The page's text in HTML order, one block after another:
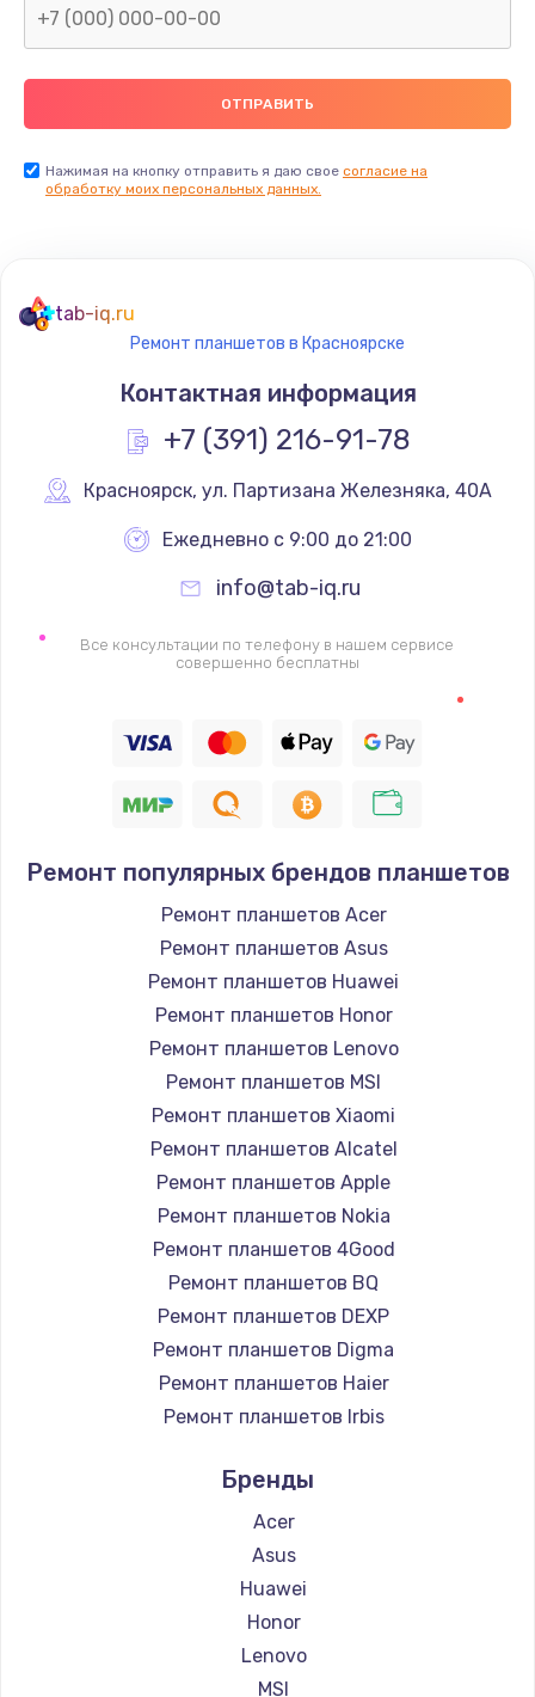
Ремонт пищалок(твитеров)
900 руб.
Заказать
1795 руб.
Заказать
Ремонт разъема питания
1120 руб.
Заказать
Замена видеочипа
910 руб.
Заказать
Ремонт подсветки
1150 руб.
Заказать
Настройка ОС
1320 руб.
Чистка от пыли
Заказать
Заказать
Установка драйверов
875 руб.
Заказать
1490 руб.
Заказать
Нажимая на кнопку отправить я даю свое согласие на
обработку моих персональных данных.
tab-iq.ru
Ремонт планшетов в Красноярске
Контактная информация
+7 (391) 216-91-78
Красноярск, ул. Партизана Железняка, 40А
Ежедневно с 9:00 до 21:00
info@tab-iq.ru
Все консультации по телефону в нашем сервисе
совершенно бесплатны
Ремонт популярных брендов планшетов
Ремонт планшетов Acer
Ремонт планшетов Asus
Ремонт планшетов Huawei
Ремонт планшетов Honor
Ремонт планшетов Lenovo
Ремонт планшетов MSI
Ремонт планшетов Xiaomi
Ремонт планшетов Alcatel
Ремонт планшетов Apple
Ремонт планшетов Nokia
Ремонт планшетов 4Good
Ремонт планшетов BQ
Ремонт планшетов DEXP
Ремонт планшетов Digma
Ремонт планшетов Haier
Ремонт планшетов Irbis
Ремонт планшетов Microsoft
Ремонт планшетов BlackView
Ремонт планшетов Amazon
Ремонт планшетов Aquarius
Ремонт планшетов Philips
Ремонт планшетов Dell
Ремонт планшетов HP
Бренды
Acer
Asus
Huawei
Honor
Lenovo
MSI